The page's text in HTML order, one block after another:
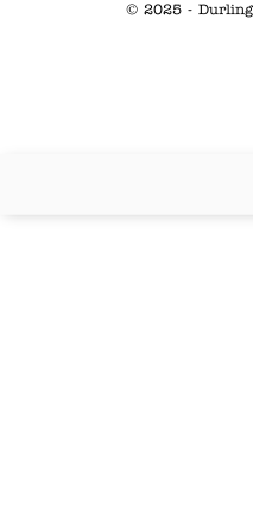
© 2025 -